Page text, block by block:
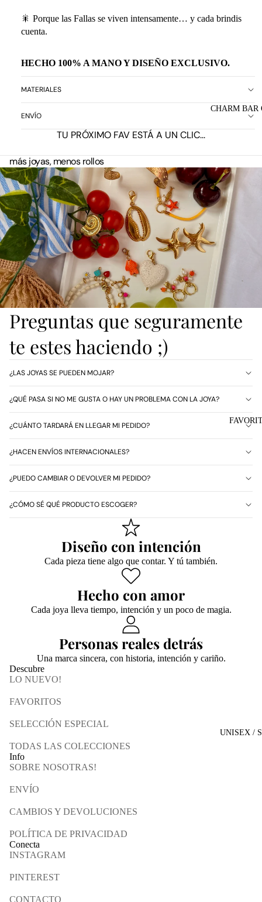
CHARM BAR
UNISEX /
🎇 Porque las Fallas se viven intensamente… y cada brindis
cuenta.
HECHO 100% A MANO Y DISEÑO EXCLUSIVO.
MATERIALES
ENVÍO
TU PRÓXIMO FAV ESTÁ A UN CLIC...
más joyas, menos rollos
Preguntas que seguramente
te estes haciendo ;)
¿LAS JOYAS SE PUEDEN MOJAR?
¿QUÉ PASA SI NO ME GUSTA O HAY UN PROBLEMA CON LA JOYA?
¿CUÁNTO TARDARÁ EN LLEGAR MI PEDIDO?
¿HACEN ENVÍOS INTERNACIONALES?
¿PUEDO CAMBIAR O DEVOLVER MI PEDIDO?
¿CÓMO SÉ QUÉ PRODUCTO ESCOGER?
Diseño con intención
Cada pieza tiene algo que contar. Y tú también.
Hecho con amor
Cada joya lleva tiempo, intención y un poco de magia.
Personas reales detrás
Una marca sincera, con historia, intención y cariño.
Descubre
LO NUEVO!
FAVORITOS
SELECCIÓN ESPECIAL
TODAS LAS COLECCIONES
Info
SOBRE NOSOTRAS!
ENVÍO
CAMBIOS Y DEVOLUCIONES
POLÍTICA DE PRIVACIDAD
Conecta
INSTAGRAM
PINTEREST
CONTACTO